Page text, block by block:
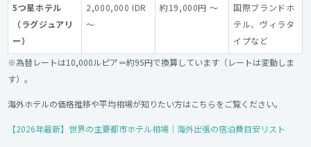
5つ星ホテル
（ラグジュアリ
ー）
2,000,000 IDR
～
約19,000円 ～
国際ブランドホ
テル、ヴィラタ
イプなど
※為替レートは10,000ルピア＝約95円で換算しています（レートは変動しま
す）。
海外ホテルの価格推移や平均相場が知りたい方はこちらをご覧ください。
【2026年最新】世界の主要都市ホテル相場｜海外出張の宿泊費目安リスト